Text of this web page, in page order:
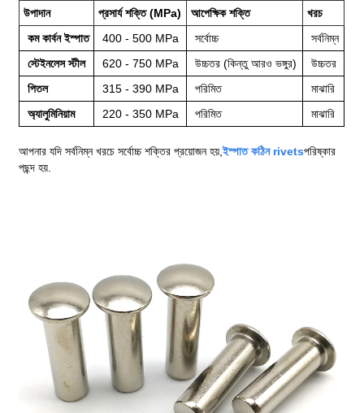
উপাদান প্রসার্য শক্তি (MPa) আপেক্ষিক শক্তি
খরচ
কম কার্বন ইস্পাত
400 - 500 MPa সর্বোচ্চ
সর্বনিম্ন
স্টেইনলেস স্টীল
620 - 750 MPa উচ্চতর (কিন্তু আরও ভঙ্গুর)
উচ্চতর
পিতল
315 - 390 MPa পরিমিত
মাঝারি
অ্যালুমিনিয়াম
220 - 350 MPa পরিমিত মাঝারি
আপনার যদি সর্বনিম্ন খরচে সর্বোচ্চ শক্তির প্রয়োজন হয়,ইস্পাত কঠিন rivetsপরিষ্কার
পছন্দ হয়.